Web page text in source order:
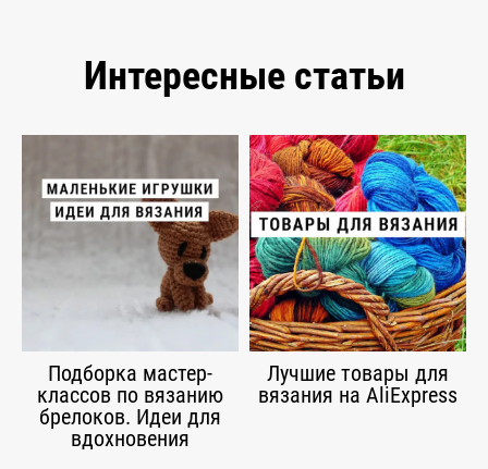
Интересные статьи
Подборка мастер-
классов по вязанию
брелоков. Идеи для
вдохновения
Лучшие товары для
вязания на AliExpress